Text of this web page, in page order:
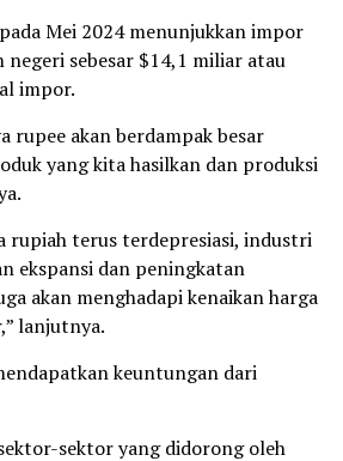
Mei 2024 menunjukkan impor
negeri sebesar $14,1 miliar atau
impor.
rupee akan berdampak besar
yang kita hasilkan dan produksi
rupiah terus terdepresiasi, industri
ekspansi dan peningkatan
akan menghadapi kenaikan harga
lanjutnya.
keuntungan dari
sektor yang didorong oleh